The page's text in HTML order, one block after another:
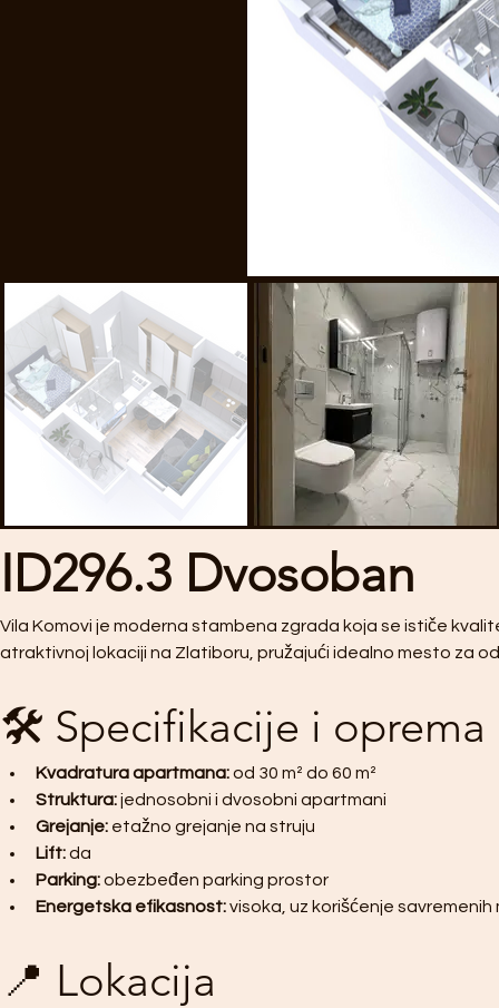
ID296.3 Dvosoban
Vila Komovi je moderna stambena zgrada koja se ističe
atraktivnoj lokaciji na Zlatiboru, pružajući idealno mesto za
🛠️ Specifikacije i oprema
Kvadratura apartmana: od 30 m² do 60 m²
Struktura: jednosobni i dvosobni apartmani
Grejanje: etažno grejanje na struju
Lift: da
Parking: obezbeđen parking prostor
Energetska efikasnost: visoka, uz korišćenje
📍 Lokacija